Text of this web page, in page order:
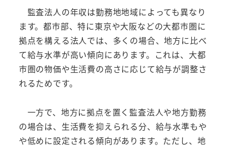
監査法人の年収は勤務地地域によっても異なり
ます。都市部、特に東京や大阪などの大都市圏に
拠点を構える法人では、多くの場合、地方に比べ
て給与水準が高い傾向にあります。これは、大都
市圏の物価や生活費の高さに応じて給与が調整さ
れるためです。
一方で、地方に拠点を置く監査法人や地方勤務
の場合は、生活費を抑えられる分、給与水準もや
や低めに設定される傾向があります。ただし、地